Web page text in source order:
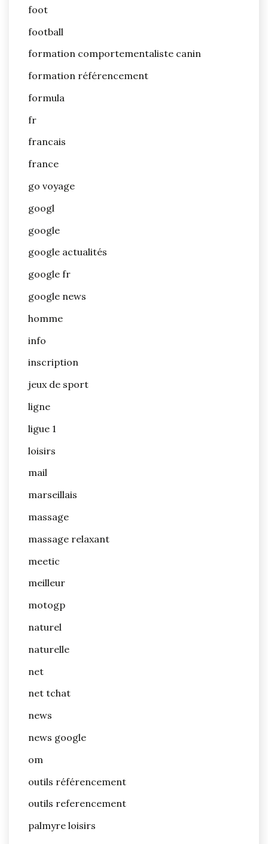
foot
football
formation comportementaliste canin
formation référencement
formula
fr
francais
france
go voyage
googl
google
google actualités
google fr
google news
homme
info
inscription
jeux de sport
ligne
ligue 1
loisirs
mail
marseillais
massage
massage relaxant
meetic
meilleur
motogp
naturel
naturelle
net
net tchat
news
news google
om
outils référencement
outils referencement
palmyre loisirs